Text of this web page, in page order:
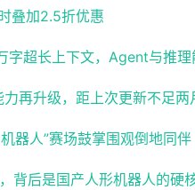
叠加2.5折优惠
超长上下文，Agent与推
再升级，距上次更新不足两
器人”赛场鼓掌围观倒地同伴
背后是国产人形机器人的硬